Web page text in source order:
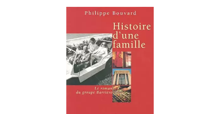
Meilleures ventes
Nos engagements
Vous n'avez pas trouvé l'article que vous cherchiez ?
Activez les notifications dans votre compte pour être alerté dès
qu'il est en stock.
Créer une alerte